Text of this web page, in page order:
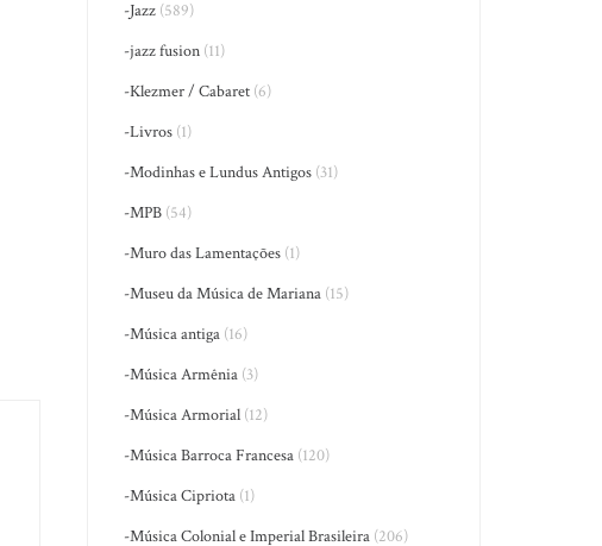
-Jazz (589)
-jazz fusion (11)
-Klezmer / Cabaret (6)
-Livros (1)
-Modinhas e Lundus Antigos (31)
-MPB (54)
-Muro das Lamentações (1)
-Museu da Música de Mariana (15)
-Música antiga (16)
-Música Armênia (3)
-Música Armorial (12)
-Música Barroca Francesa (120)
-Música Cipriota (1)
-Música Colonial e Imperial Brasileira (206)